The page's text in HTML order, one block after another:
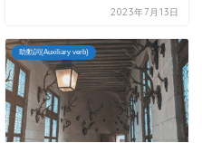
2023年7月13日
助動詞(Auxiliary verb)